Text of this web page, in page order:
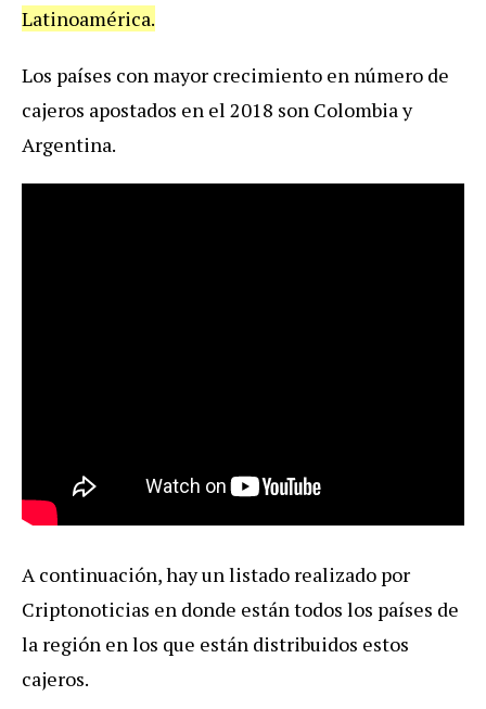
Latinoamérica.
Los países con mayor crecimiento en número de
cajeros apostados en el 2018 son Colombia y
Argentina.
A continuación, hay un listado realizado por
Criptonoticias en donde están todos los países de
la región en los que están distribuidos estos
cajeros.